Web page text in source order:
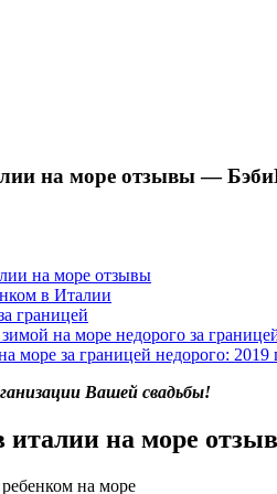
на море отзывы —
на море отзывы
в Италии
границей
на море недорого за
море за границей недорого: 2019
Вашей свадьбы!
италии на море